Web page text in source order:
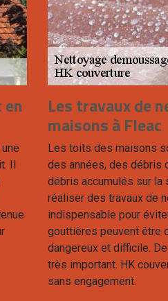
Il
Les travaux de
maisons à Fleac
Les toits des maisons
des années, des débris
débris accumulés sur la
réaliser des travaux de
indispensable pour
gouttières peuvent être
dangereux et difficile.
très important. HK
sans engagement.